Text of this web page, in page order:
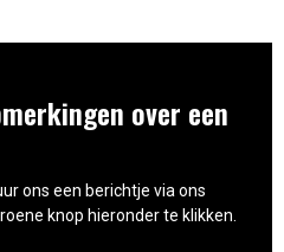
over een
ons een berichtje via ons
knop hieronder te klikken.